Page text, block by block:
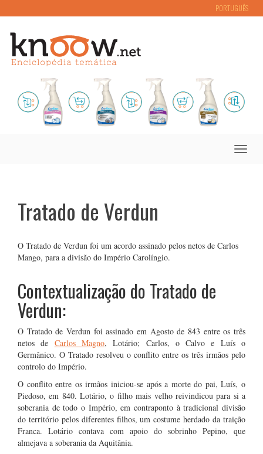
PORTUGUÊS
Toggle
Tratado de Verdun
O Tratado de Verdun foi um acordo assinado pelos netos de Carlos
Mango, para a divisão do Império Carolíngio.
Contextualização do Tratado de
Verdun:
O Tratado de Verdun foi assinado em Agosto de 843 entre os três
netos de Carlos Magno, Lotário; Carlos, o Calvo e Luís o
Germânico. O Tratado resolveu o conflito entre os três irmãos pelo
controlo do Império.
O conflito entre os irmãos iniciou-se após a morte do pai, Luís, o
Piedoso, em 840. Lotário, o filho mais velho reivindicou para si a
soberania de todo o Império, em contraponto à tradicional divisão
do território pelos diferentes filhos, um costume herdado da traição
Franca. Lotário contava com apoio do sobrinho Pepino, que
almejava a soberania da Aquitânia.